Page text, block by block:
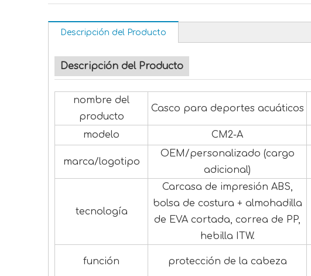
Descripción del Producto
Descripción del Producto
nombre del
producto
Casco para deportes acuáticos
modelo CM2-A
marca/logotipo
OEM/personalizado (cargo
adicional)
tecnología
Carcasa de impresión ABS,
bolsa de costura + almohadilla
de EVA cortada, correa de PP,
hebilla ITW.
función protección de la cabeza